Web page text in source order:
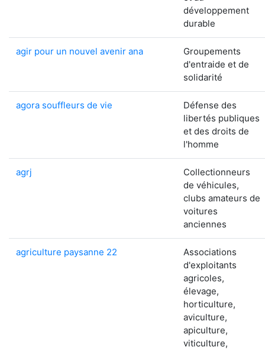
développement
durable
agir pour un nouvel avenir ana
Groupements
d'entraide et de
solidarité
agora souffleurs de vie
Défense des
libertés publiques
et des droits de
l'homme
agrj
Collectionneurs
de véhicules,
clubs amateurs de
voitures
anciennes
agriculture paysanne 22
Associations
d'exploitants
agricoles,
élevage,
horticulture,
aviculture,
apiculture,
viticulture,